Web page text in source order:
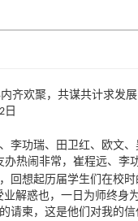
齐欢聚，共谋共计求发展
日
李功瑞、田卫红、欧文
办热闹非常，崔程远、
回想起历届学生们在校
业解惑也，一日为师终身
请柬，这是他们对我的